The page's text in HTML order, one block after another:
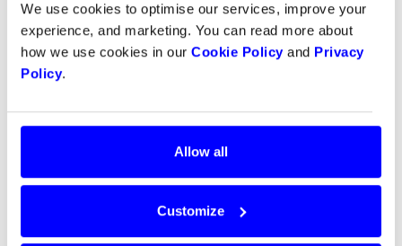
We use cookies to optimise our services, improve your
experience, and marketing. You can read more about
how we use cookies in our Cookie Policy and Privacy
Policy.
Allow all
Customize
Dintero var ett naturligt val som partner.
Tillsammans utvecklade vi Norges första
sömlösa funktion för att betala med Vipps
(Norges motsvarighet till Swish) på laddare. Det
kompetens, snabbhet och flexibilitet, säger
Elton-kunder kan lägga till sitt kort, eller betala
med Vipps eller Swish. När de sparar sitt kort
behöver de inte legitimera sig varje gång de